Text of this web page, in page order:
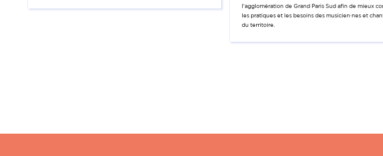
l’agglomération de Grand Paris Sud afin de mieux
les pratiques et les besoins des musicien·nes et
du territoire.